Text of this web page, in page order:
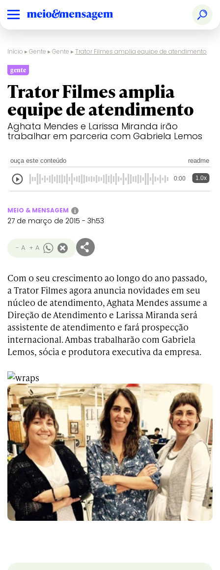
Início ▸Gente ▸Gente ▸ Trator Filmes amplia equipe de atendimento
gente
Trator Filmes amplia
equipe de atendimento
Aghata Mendes e Larissa Miranda irão
trabalhar em parceria com Gabriela Lemos
ouça este conteúdo readme
0:00 1.0x
MEIO & MENSAGEM i
27 de março de 2015 - 3h53
- A + A
Com o seu crescimento ao longo do ano passado,
a Trator Filmes agora anuncia novidades em seu
núcleo de atendimento, Aghata Mendes assume a
Direção de Atendimento e Larissa Miranda será
assistente de atendimento e fará prospecção
internacional. Ambas trabalharão com Gabriela
Lemos, sócia e produtora executiva da empresa.